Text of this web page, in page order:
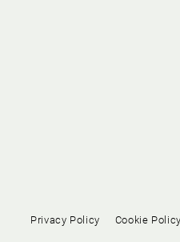
Privacy Policy Cookie Policy